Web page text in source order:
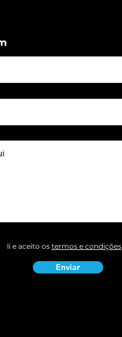
SPMEapp
li e aceito os termos e condições
Enviar